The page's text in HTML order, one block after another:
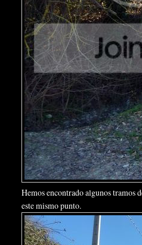
Hemos encontrado algunos tramos
este mismo punto.